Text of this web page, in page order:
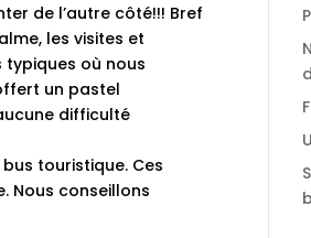
de l’autre côté!!! Bref
les visites et
typiques où nous
un pastel
difficulté
touristique. Ces
Nous conseillons